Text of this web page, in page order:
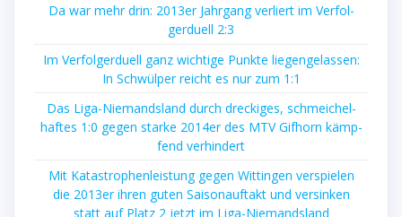
Da war mehr drin: 2013er Jahr­gang ver­liert im Ver­fol­
ger­du­ell 2:3
Im Ver­fol­ger­du­ell ganz wich­ti­ge Punk­te lie­gen­ge­las­sen:
In Schwül­per reicht es nur zum 1:1
Das Liga-Nie­mands­land durch dre­cki­ges, schmei­chel­
haf­tes 1:0 gegen star­ke 2014er des MTV Gif­horn kämp­
fend verhindert
Mit Kata­stro­phen­leis­tung gegen Wit­tin­gen ver­spie­len
die 2013er ihren guten Sai­son­auf­takt und ver­sin­ken
statt auf Platz 2 jetzt im Liga-Niemandsland